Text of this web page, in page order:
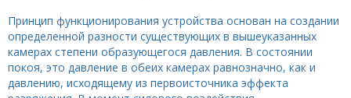
Принцип функционирования устройства основан на создании
определенной разности существующих в вышеуказанных
камерах степени образующегося давления. В состоянии
покоя, это давление в обеих камерах равнозначно, как и
давлению, исходящему из первоисточника эффекта